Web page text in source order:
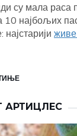
су мала раса
најбољих
АРТИЦЛЕС